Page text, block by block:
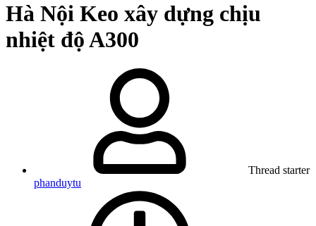
Hà Nội Keo xây dựng chịu
nhiệt độ A300
Thread starter
phanduytu